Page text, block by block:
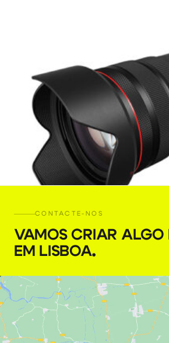
50,00 + 23% VAT
CONTACTE-NOS
VAMOS CRIAR ALGO
EM LISBOA.